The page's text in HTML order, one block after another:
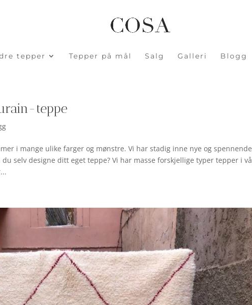
tepper Tepper på mål Salg Galleri Blogg
teppe
i mange ulike farger og mønstre. Vi har stadig inne nye og spennende
selv designe ditt eget teppe? Vi har masse forskjellige typer tepper i